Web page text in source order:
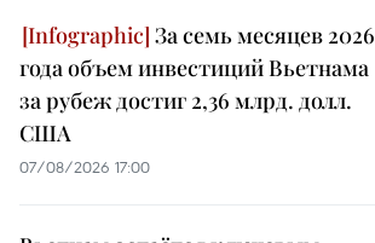
За семь месяцев 2026
года объем инвестиций Вьетнама
за рубеж достиг 2,36 млрд. долл.
США
07/08/2026 17:00